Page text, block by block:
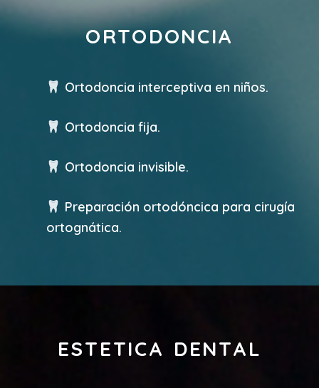
ORTODONCIA
Ortodoncia interceptiva en niños.
Ortodoncia fija.
Ortodoncia invisible.
Preparación ortodóncica para cirugía
ortognática.
ESTETICA DENTAL